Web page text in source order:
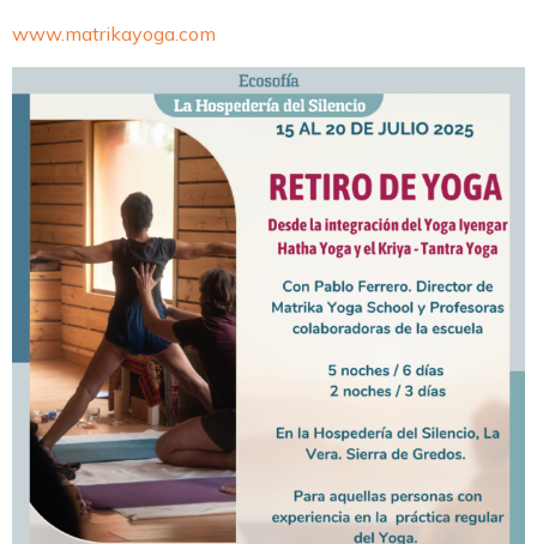
www.matrikayoga.com